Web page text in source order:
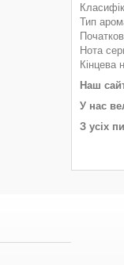
Тип
Нота
Кінцева
Наш
У нас
З усіх